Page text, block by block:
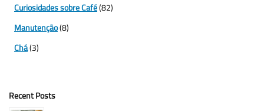
Curiosidades sobre Café(82)
Manutenção(8)
Chá(3)
Recent Posts